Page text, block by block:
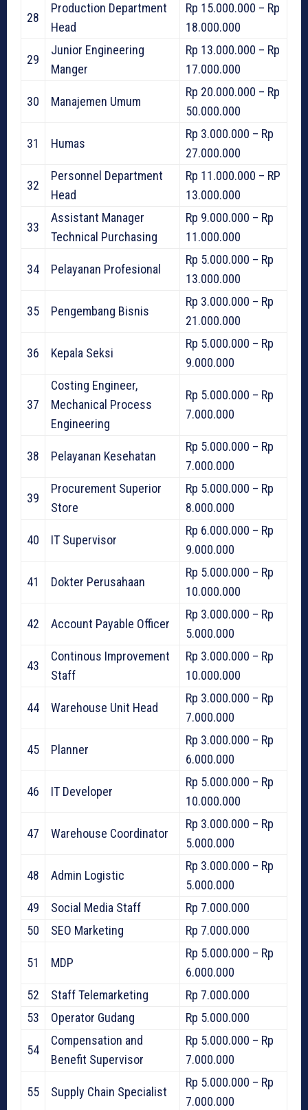
28
Production Department
Head
Rp 15.000.000 – Rp
18.000.000
29
Junior Engineering
Manger
Rp 13.000.000 – Rp
17.000.000
30 Manajemen Umum
Rp 20.000.000 – Rp
50.000.000
31 Humas
Rp 3.000.000 – Rp
27.000.000
32
Personnel Department
Head
Rp 11.000.000 – RP
13.000.000
33
Assistant Manager
Technical Purchasing
Rp 9.000.000 – Rp
11.000.000
34 Pelayanan Profesional
Rp 5.000.000 – Rp
13.000.000
35 Pengembang Bisnis
Rp 3.000.000 – Rp
21.000.000
36 Kepala Seksi
Rp 5.000.000 – Rp
9.000.000
37
Costing Engineer,
Mechanical Process
Engineering
Rp 5.000.000 – Rp
7.000.000
38 Pelayanan Kesehatan
Rp 5.000.000 – Rp
7.000.000
39
Procurement Superior
Store
Rp 5.000.000 – Rp
8.000.000
40 IT Supervisor
Rp 6.000.000 – Rp
9.000.000
41 Dokter Perusahaan
Rp 5.000.000 – Rp
10.000.000
42 Account Payable Officer
Rp 3.000.000 – Rp
5.000.000
43
Continous Improvement
Staff
Rp 3.000.000 – Rp
10.000.000
44 Warehouse Unit Head
Rp 3.000.000 – Rp
7.000.000
45 Planner
Rp 3.000.000 – Rp
6.000.000
46 IT Developer
Rp 5.000.000 – Rp
10.000.000
47 Warehouse Coordinator
Rp 3.000.000 – Rp
5.000.000
48 Admin Logistic
Rp 3.000.000 – Rp
5.000.000
49
Social Media Staff
Rp 7.000.000
50
SEO Marketing Rp 7.000.000
51 MDP
Rp 5.000.000 – Rp
6.000.000
52
Staff Telemarketing
Rp 7.000.000
53
Operator Gudang Rp 5.000.000
54
Compensation and
Benefit Supervisor
Rp 5.000.000 – Rp
7.000.000
55 Supply Chain Specialist
Rp 5.000.000 – Rp
7.000.000